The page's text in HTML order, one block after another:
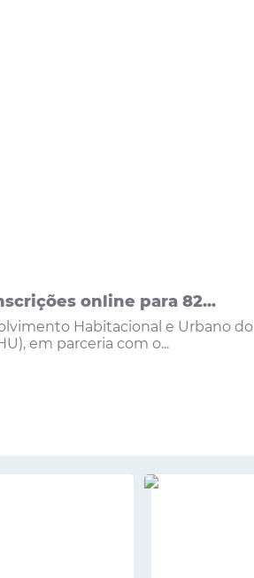
online para 82...
Habitacional e Urbano do
em parceria com o...